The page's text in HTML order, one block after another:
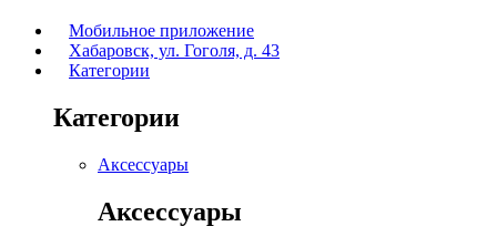
Мобильное приложение
Хабаровск, ул. Гоголя, д. 43
Категории
Категории
Аксессуары
Аксессуары